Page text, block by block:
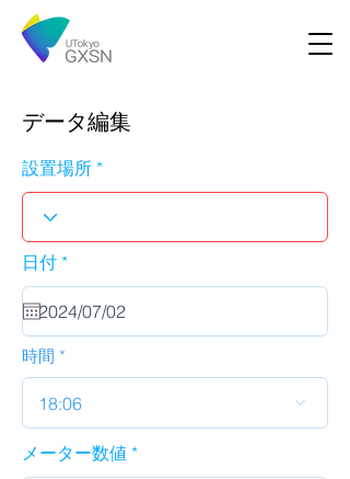
データ編集
設置場所
日付 *r
u
i
d
時間
18:06
メーター数値